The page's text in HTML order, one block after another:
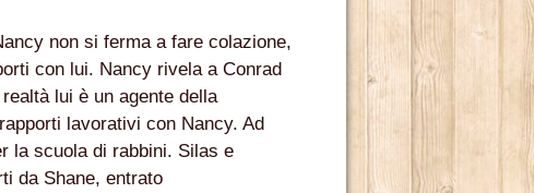
2013.
non si ferma a fare colazione,
con lui. Nancy rivela a Conrad
lui è un agente della
lavorativi con Nancy. Ad
la scuola di rabbini. Silas e
da Shane, entrato